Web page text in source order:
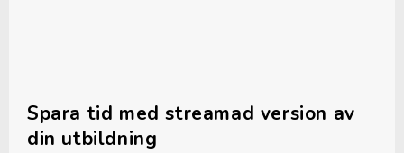
Spara tid med streamad version av
din utbildning